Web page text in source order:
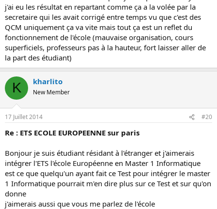
j'ai eu les résultat en repartant comme ça a la volée par la
secretaire qui les avait corrigé entre temps vu que c'est des
QCM uniquement ça va vite mais tout ça est un reflet du
fonctionnement de l'école (mauvaise organisation, cours
superficiels, professeurs pas à la hauteur, fort laisser aller de
la part des étudiant)
K kharlito
New Member
17 Juillet 2014 #20
Re : ETS ECOLE EUROPEENNE sur paris
Bonjour je suis étudiant résidant à l'étranger et j'aimerais
intégrer l'ETS l'école Européenne en Master 1 Informatique
est ce que quelqu'un ayant fait ce Test pour intégrer le master
1 Informatique pourrait m'en dire plus sur ce Test et sur qu'on
donne
j'aimerais aussi que vous me parlez de l'école